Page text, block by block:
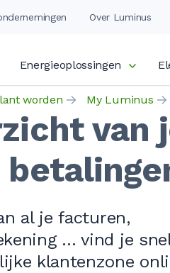
Over Luminus
Energieoplossingen
worden My Luminus
van
al je facturen,
… vind je
klantenzone